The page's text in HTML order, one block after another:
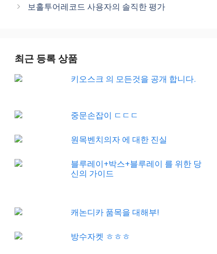
보홀투어레코드 사용자의 솔직한 평가
최근 등록 상품
키오스크 의 모든것을 공개 합니다.
중문손잡이 ㄷㄷㄷ
원목벤치의자 에 대한 진실
블루레이+박스+블루레이 를 위한 당
신의 가이드
캐논디카 품목을 대해부!
방수자켓 ㅎㅎㅎ